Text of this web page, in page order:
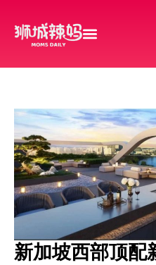
新加坡西部顶配